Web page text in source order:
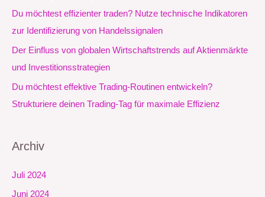
Du möchtest effizienter traden? Nutze technische Indikatoren
zur Identifizierung von Handelssignalen
Der Einfluss von globalen Wirtschaftstrends auf Aktienmärkte
und Investitionsstrategien
Du möchtest effektive Trading-Routinen entwickeln?
Strukturiere deinen Trading-Tag für maximale Effizienz
Archiv
Juli 2024
Juni 2024